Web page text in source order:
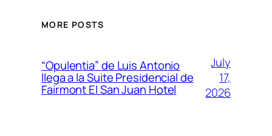
MORE POSTS
“Opulentia” de Luis Antonio
llega a la Suite Presidencial de
Fairmont El San Juan Hotel
July
17,
2026